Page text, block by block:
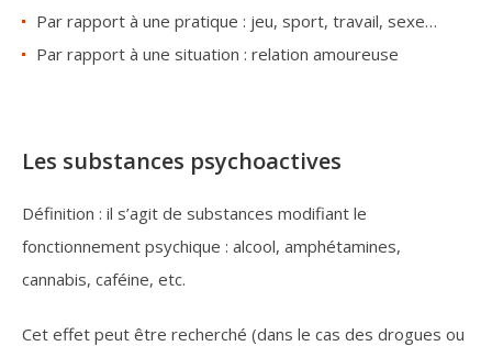
Par rapport à une pratique : jeu, sport, travail, sexe…
Par rapport à une situation : relation amoureuse
Les substances psychoactives
Définition : il s’agit de substances modifiant le
fonctionnement psychique : alcool, amphétamines,
cannabis, caféine, etc.
Cet effet peut être recherché (dans le cas des drogues ou